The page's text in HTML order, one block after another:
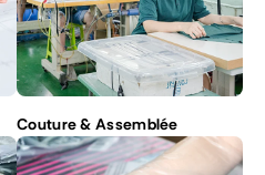
Couture & Assemblée